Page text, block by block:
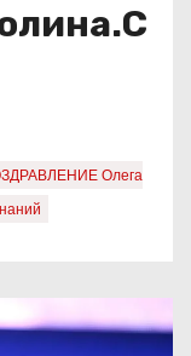
Олега